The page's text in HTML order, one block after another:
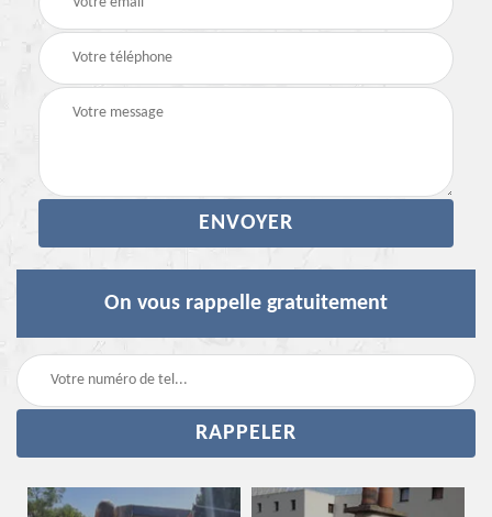
On vous rappelle gratuitement